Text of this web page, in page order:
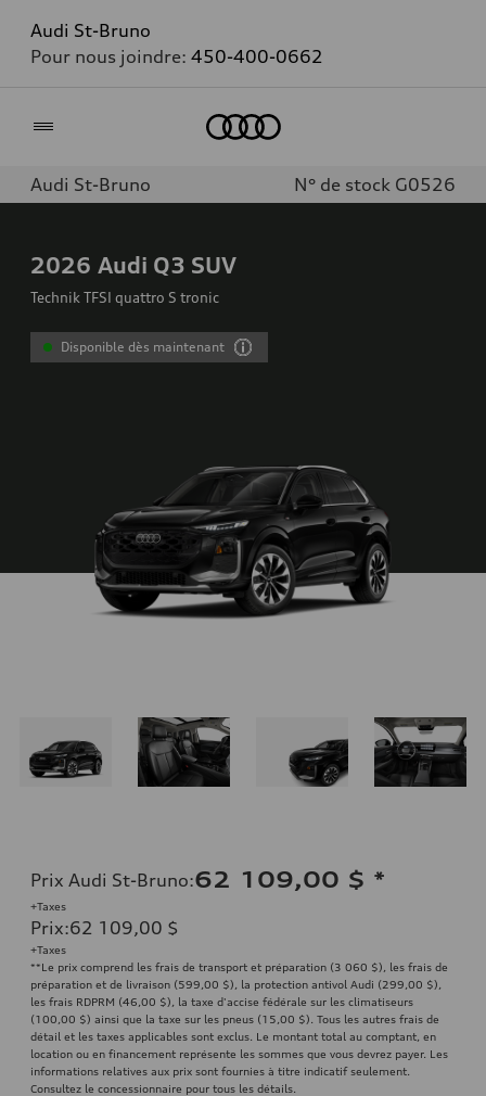
Audi St-Bruno
Pour nous joindre: 450-400-0662
Audi St-Bruno N° de stock G0526
2026 Audi Q3 SUV
Technik TFSI quattro S tronic
Disponible dès maintenant
Prix Audi St-Bruno:62 109,00 $ *
+Taxes
Prix:62 109,00 $
+Taxes
**Le prix comprend les frais de transport et préparation (3 060 $), les frais de
préparation et de livraison (599,00 $), la protection antivol Audi (299,00 $),
les frais RDPRM (46,00 $), la taxe d'accise fédérale sur les climatiseurs
(100,00 $) ainsi que la taxe sur les pneus (15,00 $). Tous les autres frais de
détail et les taxes applicables sont exclus. Le montant total au comptant, en
location ou en financement représente les sommes que vous devrez payer. Les
informations relatives aux prix sont fournies à titre indicatif seulement.
Consultez le concessionnaire pour tous les détails.